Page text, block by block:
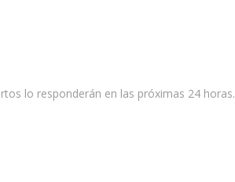
lo responderán en las próximas 24 horas.